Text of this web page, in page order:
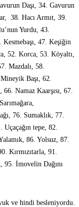
Daşı, 34. Gavurun
38. Hacı Armıt, 39.
Yurdu, 43.
Kesmebaşı, 47. Keşiğin
52. Korca, 53. Köyaltı,
Mazdalı, 58.
Mineyik Başı, 62.
Namaz Kaarşısı, 67.
76. Sumaklık, 77.
Uçaçağın tepe, 82.
86. Yolsuz, 87.
Kırmızıtarla, 91.
İmovelin Dağını
ve hindi besleniyordu.